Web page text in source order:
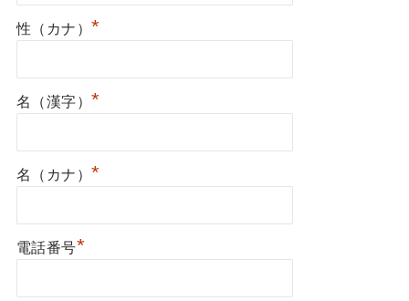
性（カナ） *
名（漢字） *
名（カナ） *
電話番号*